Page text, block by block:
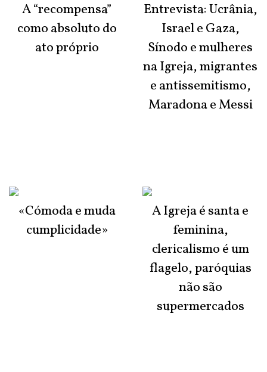
A “recompensa”
como absoluto do
ato próprio
«Cómoda e muda
cumplicidade»
Entrevista: Ucrânia,
Israel e Gaza,
Sínodo e mulheres
na Igreja, migrantes
e antissemitismo,
Maradona e Messi
A Igreja é santa e
feminina,
clericalismo é um
flagelo, paróquias
não são
supermercados